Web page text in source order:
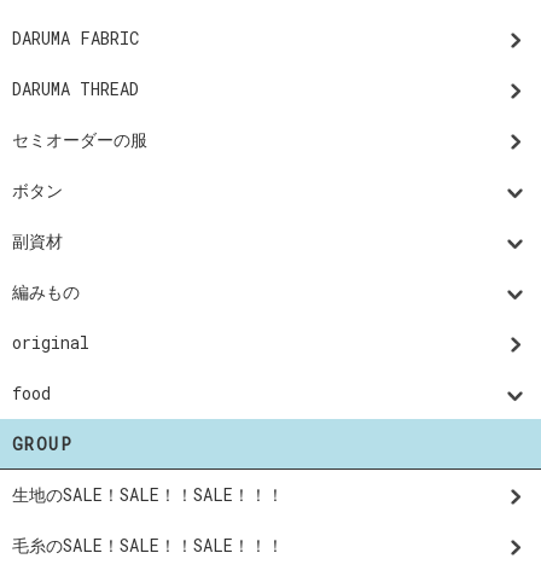
DARUMA FABRIC
DARUMA THREAD
セミオーダーの服
ボタン
副資材
編みもの
original
food
GROUP
生地のSALE！SALE！！SALE！！！
毛糸のSALE！SALE！！SALE！！！